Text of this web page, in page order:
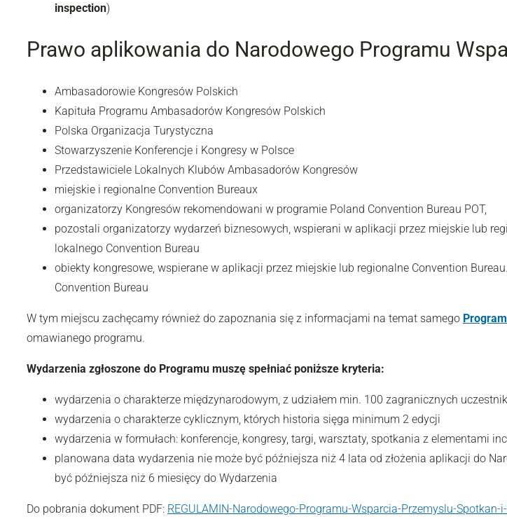
inspection)
Prawo aplikowania do Narodowego Programu
Ambasadorowie Kongresów Polskich
Kapituła Programu Ambasadorów Kongresów Polskich
Polska Organizacja Turystyczna
Stowarzyszenie Konferencje i Kongresy w Polsce
Przedstawiciele Lokalnych Klubów Ambasadorów Kongresów
miejskie i regionalne Convention Bureaux
organizatorzy Kongresów rekomendowani w programie Poland Convention Bureau POT,
pozostali organizatorzy wydarzeń biznesowych, wspierani w aplikacji przez miejskie lub
lokalnego Convention Bureau
obiekty kongresowe, wspierane w aplikacji przez miejskie lub regionalne Convention
Convention Bureau
W tym miejscu zachęcamy również do zapoznania się z informacjami na temat samego
omawianego programu.
Wydarzenia zgłoszone do Programu muszę spełniać poniższe kryteria:
wydarzenia o charakterze międzynarodowym, z udziałem min. 100 zagranicznych
wydarzenia o charakterze cyklicznym, których historia sięga minimum 2 edycji
wydarzenia w formułach: konferencje, kongresy, targi, warsztaty, spotkania z elementami
planowana data wydarzenia nie może być późniejsza niż 4 lata od złożenia aplikacji do
być późniejsza niż 6 miesięcy do Wydarzenia
Do pobrania dokument PDF: REGULAMIN-Narodowego-Programu-Wsparcia-Przemyslu-Spotkan-